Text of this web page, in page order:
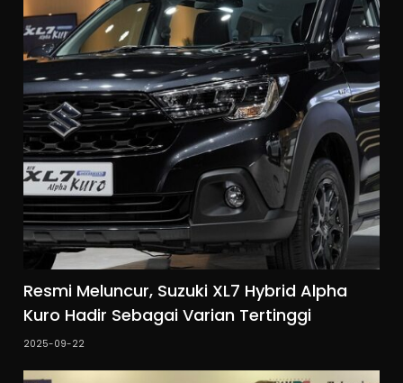
Resmi Meluncur, Suzuki XL7 Hybrid Alpha
Kuro Hadir Sebagai Varian Tertinggi
2025-09-22